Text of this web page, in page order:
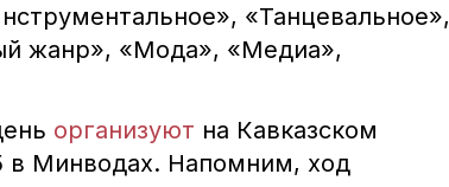
«Танцевальное»,
жанр», «Мода», «Медиа»,
организуют на Кавказском
в Минводах. Напомним, ход